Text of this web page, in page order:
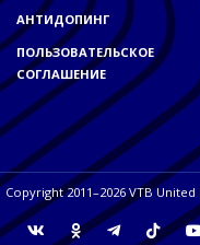
АНТИДОПИНГ
ПОЛЬЗОВАТЕЛЬСКОЕ
СОГЛАШЕНИЕ
Copyright 2011–2026 VTB